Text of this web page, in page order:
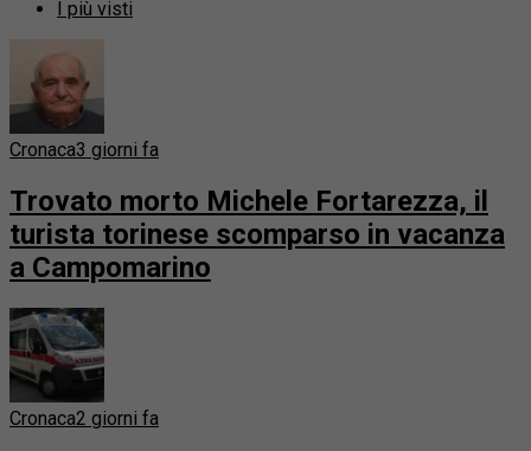
I più visti
Cronaca3 giorni fa
Trovato morto Michele Fortarezza, il
turista torinese scomparso in vacanza
a Campomarino
Cronaca2 giorni fa